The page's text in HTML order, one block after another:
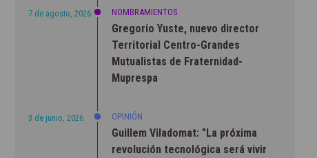
7 de agosto, 2026 NOMBRAMIENTOS
Gregorio Yuste, nuevo director
Territorial Centro-Grandes
Mutualistas de Fraternidad-
Muprespa
3 de junio, 2026 OPINIÓN
Guillem Viladomat: "La próxima
revolución tecnológica será vivir